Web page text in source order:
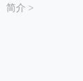
简介 >